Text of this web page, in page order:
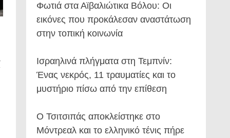
Φωτιά στα Αϊβαλιώτικα Βόλου: Οι
εικόνες που προκάλεσαν αναστάτωση
στην τοπική κοινωνία
Ισραηλινά πλήγματα στη Τεμπνίν:
Ένας νεκρός, 11 τραυματίες και το
μυστήριο πίσω από την επίθεση
Ο Τσιτσιπάς αποκλείστηκε στο
Μόντρεαλ και το ελληνικό τένις πήρε